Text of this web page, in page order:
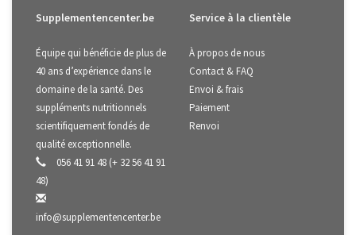
Supplementencenter.be
Équipe qui bénéficie de plus de
40 ans d’expérience dans le
domaine de la santé. Des
suppléments nutritionnels
scientifiquement fondés de
qualité exceptionnelle.
056 41 91 48 (+ 32 56 41 91
48)
info@supplementencenter.be
Service à la clientèle
À propos de nous
Contact & FAQ
Envoi & frais
Paiement
Renvoi